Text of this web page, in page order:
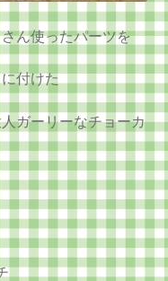
ん使ったパーツを
付けた
ガーリーなチョーカ